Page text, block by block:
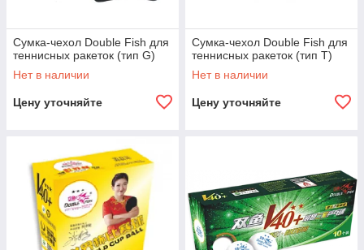
Сумка-чехол Double Fish для
теннисных ракеток (тип G)
Нет в наличии
Цену уточняйте
Сумка-чехол Double Fish для
теннисных ракеток (тип T)
Нет в наличии
Цену уточняйте